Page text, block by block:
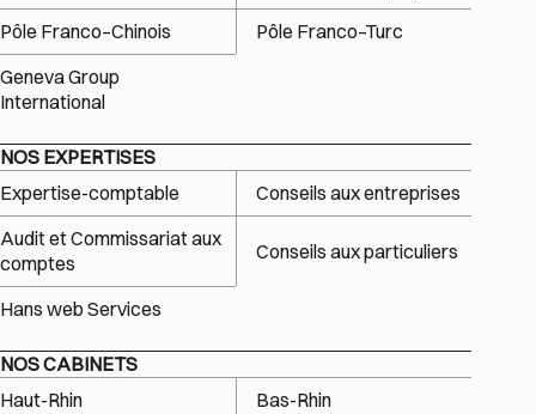
Pôle Franco–Chinois
Pôle Franco–Turc
Geneva Group
International
NOS EXPERTISES
Expertise-comptable
Conseils aux entreprises
Audit et Commissariat aux
comptes
Conseils aux particuliers
Hans web Services
NOS CABINETS
Haut-Rhin
Bas-Rhin